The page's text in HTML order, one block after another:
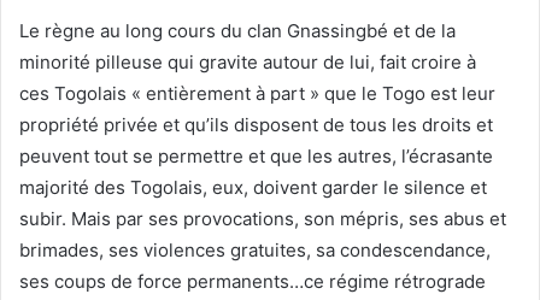
Le règne au long cours du clan Gnassingbé et de la
minorité pilleuse qui gravite autour de lui, fait croire à
ces Togolais « entièrement à part » que le Togo est leur
propriété privée et qu’ils disposent de tous les droits et
peuvent tout se permettre et que les autres, l’écrasante
majorité des Togolais, eux, doivent garder le silence et
subir. Mais par ses provocations, son mépris, ses abus et
brimades, ses violences gratuites, sa condescendance,
ses coups de force permanents…ce régime rétrograde